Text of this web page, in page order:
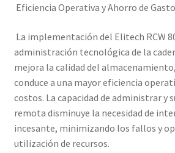
Eficiencia Operativa y Ahorro de
La implementación del Elitech RCW
administración tecnológica de la
mejora la calidad del
conduce a una mayor eficiencia
costos. La capacidad de administrar y
remota disminuye la necesidad de
incesante, minimizando los fallos y
utilización de recursos.